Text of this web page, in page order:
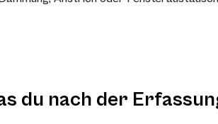
du nach der